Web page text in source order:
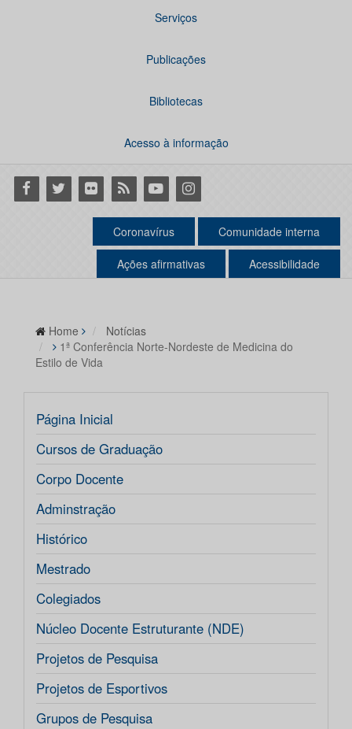
Serviços
Publicações
Bibliotecas
Acesso à informação
Facebook
Twitter Flickr RSS YoutubeInstagram
Coronavírus Comunidade interna
Ações afirmativas Acessibilidade
Home
Notícias
1ª Conferência Norte-Nordeste de Medicina do
Estilo de Vida
Página Inicial
Cursos de Graduação
Corpo Docente
Adminstração
Histórico
Mestrado
Colegiados
Núcleo Docente Estruturante (NDE)
Projetos de Pesquisa
Projetos de Esportivos
Grupos de Pesquisa